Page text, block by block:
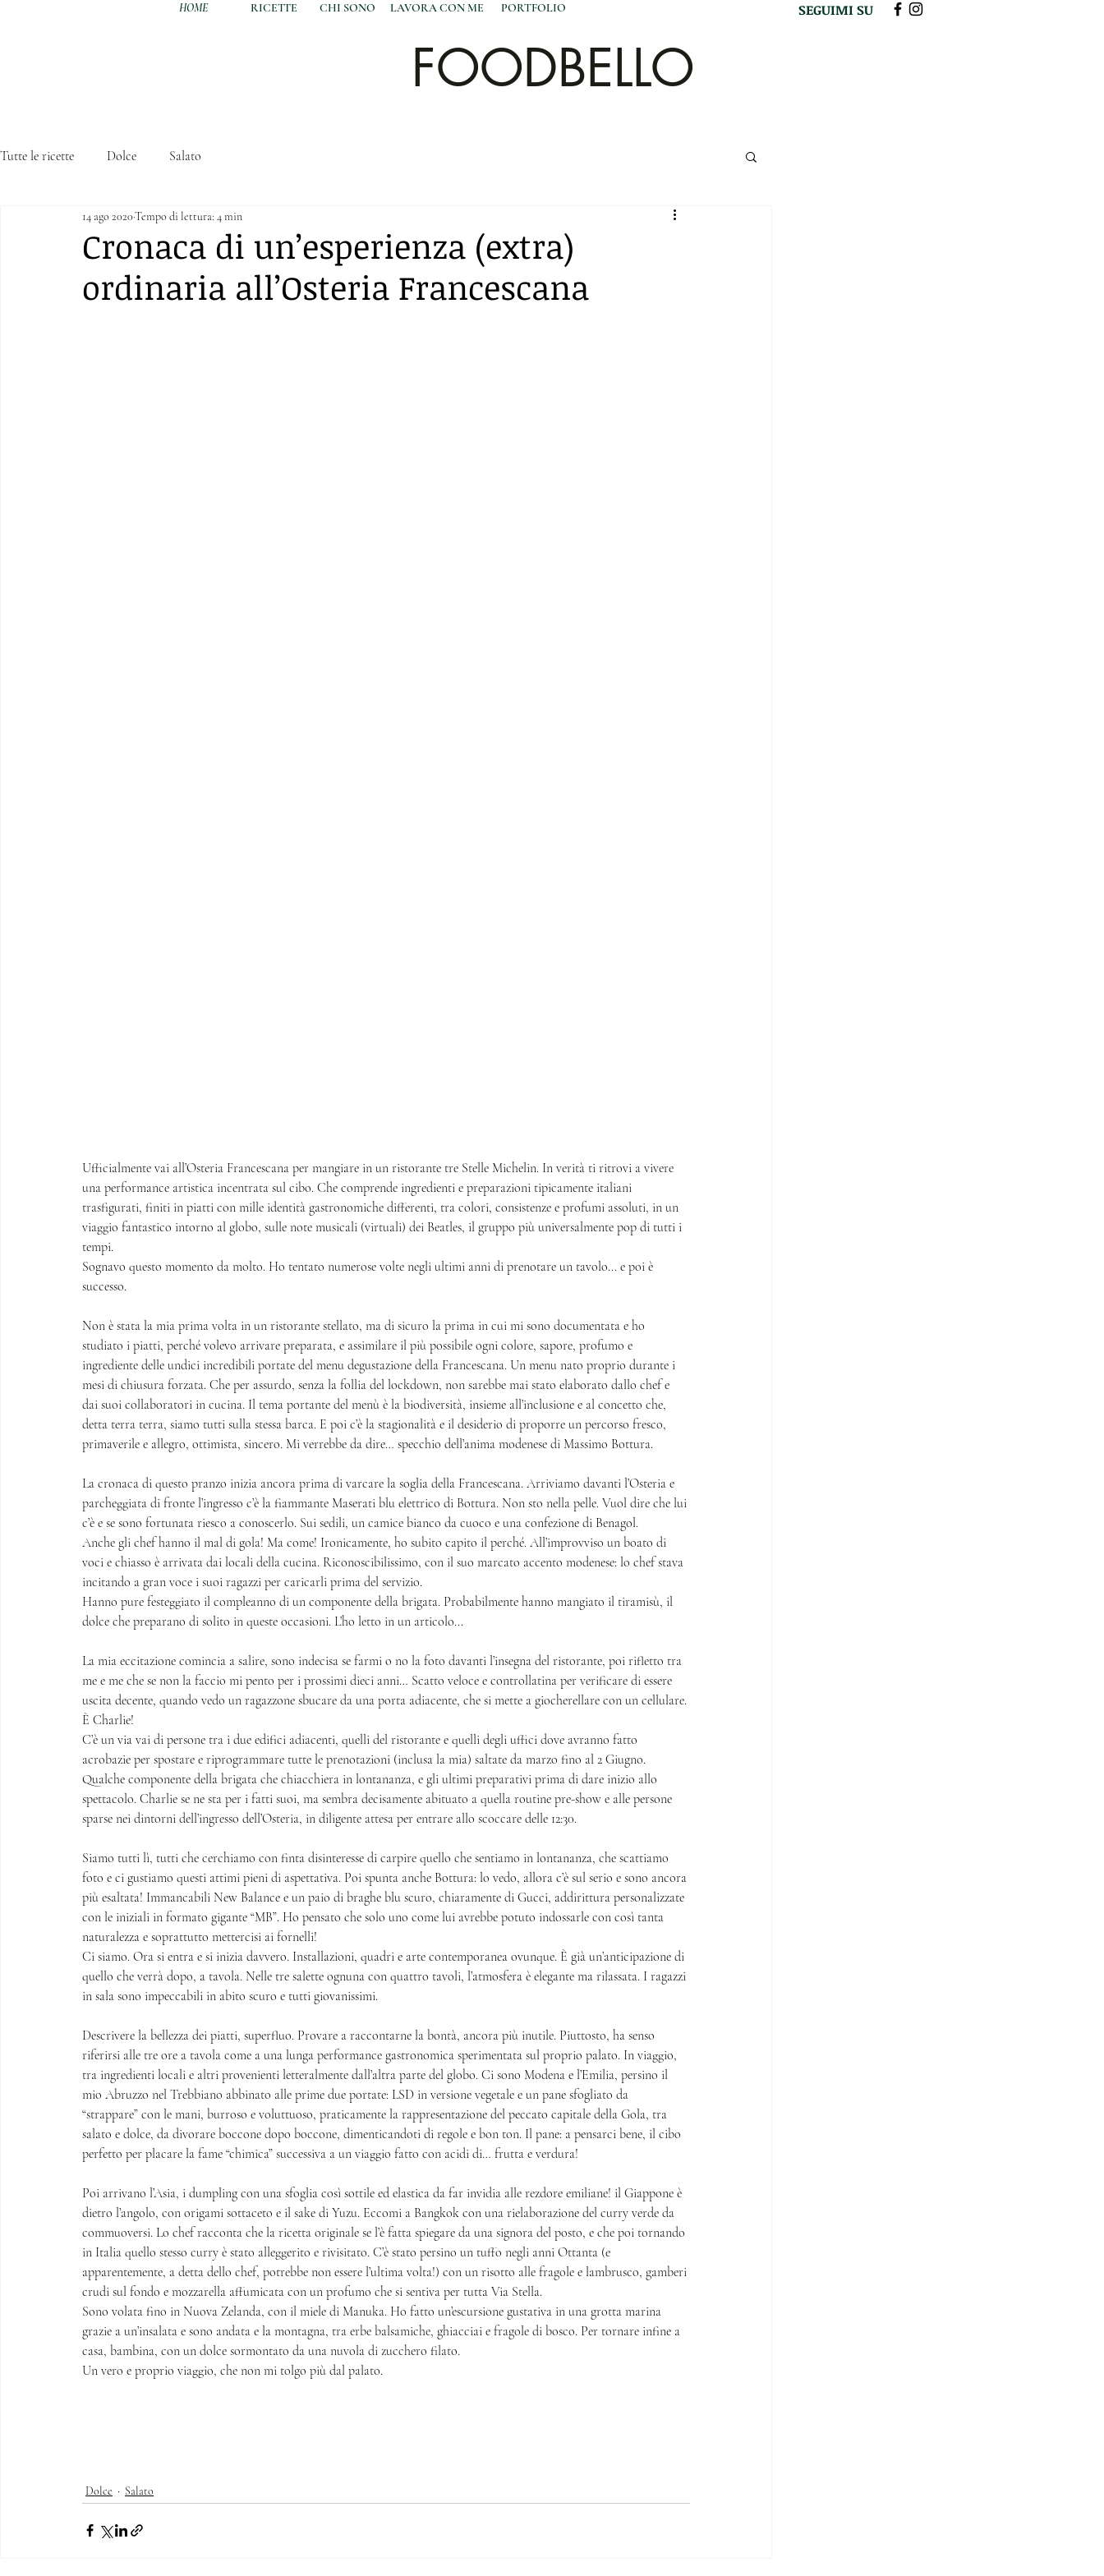
HOME RICETTE CHI SONO LAVORA CON ME PORTFOLIO SEGUIMI SU
FOODBELLO
Tutte le ricette Dolce Salato
Cronaca di un’esperienza (extra)
ordinaria all’Osteria Francescana
14 ago 2020Tempo di lettura: 4 min
Ufficialmente vai all’Osteria Francescana per mangiare in un ristorante tre Stelle Michelin. In verità ti ritrovi a vivere
una performance artistica incentrata sul cibo. Che comprende ingredienti e preparazioni tipicamente italiani
trasfigurati, finiti in piatti con mille identità gastronomiche differenti, tra colori, consistenze e profumi assoluti, in un
viaggio fantastico intorno al globo, sulle note musicali (virtuali) dei Beatles, il gruppo più universalmente pop di tutti i
tempi.
Sognavo questo momento da molto. Ho tentato numerose volte negli ultimi anni di prenotare un tavolo... e poi è
successo.
Non è stata la mia prima volta in un ristorante stellato, ma di sicuro la prima in cui mi sono documentata e ho
studiato i piatti, perché volevo arrivare preparata, e assimilare il più possibile ogni colore, sapore, profumo e
ingrediente delle undici incredibili portate del menu degustazione della Francescana. Un menu nato proprio durante i
mesi di chiusura forzata. Che per assurdo, senza la follia del lockdown, non sarebbe mai stato elaborato dallo chef e
dai suoi collaboratori in cucina. Il tema portante del menù è la biodiversità, insieme all’inclusione e al concetto che,
detta terra terra, siamo tutti sulla stessa barca. E poi c’è la stagionalità e il desiderio di proporre un percorso fresco,
primaverile e allegro, ottimista, sincero. Mi verrebbe da dire… specchio dell’anima modenese di Massimo Bottura.
La cronaca di questo pranzo inizia ancora prima di varcare la soglia della Francescana. Arriviamo davanti l’Osteria e
parcheggiata di fronte l’ingresso c’è la fiammante Maserati blu elettrico di Bottura. Non sto nella pelle. Vuol dire che lui
c’è e se sono fortunata riesco a conoscerlo. Sui sedili, un camice bianco da cuoco e una confezione di Benagol.
Anche gli chef hanno il mal di gola! Ma come! Ironicamente, ho subito capito il perché. All’improvviso un boato di
voci e chiasso è arrivata dai locali della cucina. Riconoscibilissimo, con il suo marcato accento modenese: lo chef stava
incitando a gran voce i suoi ragazzi per caricarli prima del servizio.
Hanno pure festeggiato il compleanno di un componente della brigata. Probabilmente hanno mangiato il tiramisù, il
dolce che preparano di solito in queste occasioni. L’ho letto in un articolo...
La mia eccitazione comincia a salire, sono indecisa se farmi o no la foto davanti l’insegna del ristorante, poi rifletto tra
me e me che se non la faccio mi pento per i prossimi dieci anni… Scatto veloce e controllatina per verificare di essere
uscita decente, quando vedo un ragazzone sbucare da una porta adiacente, che si mette a giocherellare con un cellulare.
È Charlie!
C’è un via vai di persone tra i due edifici adiacenti, quelli del ristorante e quelli degli uffici dove avranno fatto
acrobazie per spostare e riprogrammare tutte le prenotazioni (inclusa la mia) saltate da marzo fino al 2 Giugno.
Qualche componente della brigata che chiacchiera in lontananza, e gli ultimi preparativi prima di dare inizio allo
spettacolo. Charlie se ne sta per i fatti suoi, ma sembra decisamente abituato a quella routine pre-show e alle persone
sparse nei dintorni dell’ingresso dell’Osteria, in diligente attesa per entrare allo scoccare delle 12:30.
Siamo tutti lì, tutti che cerchiamo con finta disinteresse di carpire quello che sentiamo in lontananza, che scattiamo
foto e ci gustiamo questi attimi pieni di aspettativa. Poi spunta anche Bottura: lo vedo, allora c’è sul serio e sono ancora
più esaltata! Immancabili New Balance e un paio di braghe blu scuro, chiaramente di Gucci, addirittura personalizzate
con le iniziali in formato gigante “MB”. Ho pensato che solo uno come lui avrebbe potuto indossarle con così tanta
naturalezza e soprattutto mettercisi ai fornelli!
Ci siamo. Ora si entra e si inizia davvero. Installazioni, quadri e arte contemporanea ovunque. È già un’anticipazione di
quello che verrà dopo, a tavola. Nelle tre salette ognuna con quattro tavoli, l’atmosfera è elegante ma rilassata. I ragazzi
in sala sono impeccabili in abito scuro e tutti giovanissimi.
Descrivere la bellezza dei piatti, superfluo. Provare a raccontarne la bontà, ancora più inutile. Piuttosto, ha senso
riferirsi alle tre ore a tavola come a una lunga performance gastronomica sperimentata sul proprio palato. In viaggio,
tra ingredienti locali e altri provenienti letteralmente dall’altra parte del globo. Ci sono Modena e l’Emilia, persino il
mio Abruzzo nel Trebbiano abbinato alle prime due portate: LSD in versione vegetale e un pane sfogliato da
“strappare” con le mani, burroso e voluttuoso, praticamente la rappresentazione del peccato capitale della Gola, tra
salato e dolce, da divorare boccone dopo boccone, dimenticandoti di regole e bon ton. Il pane: a pensarci bene, il cibo
perfetto per placare la fame “chimica” successiva a un viaggio fatto con acidi di… frutta e verdura!
Poi arrivano l’Asia, i dumpling con una sfoglia così sottile ed elastica da far invidia alle rezdore emiliane! il Giappone è
dietro l’angolo, con origami sottaceto e il sake di Yuzu. Eccomi a Bangkok con una rielaborazione del curry verde da
commuoversi. Lo chef racconta che la ricetta originale se l’è fatta spiegare da una signora del posto, e che poi tornando
in Italia quello stesso curry è stato alleggerito e rivisitato. C’è stato persino un tuffo negli anni Ottanta (e
apparentemente, a detta dello chef, potrebbe non essere l’ultima volta!) con un risotto alle fragole e lambrusco, gamberi
crudi sul fondo e mozzarella affumicata con un profumo che si sentiva per tutta Via Stella.
Sono volata fino in Nuova Zelanda, con il miele di Manuka. Ho fatto un’escursione gustativa in una grotta marina
grazie a un’insalata e sono andata e la montagna, tra erbe balsamiche, ghiacciai e fragole di bosco. Per tornare infine a
casa, bambina, con un dolce sormontato da una nuvola di zucchero filato.
Un vero e proprio viaggio, che non mi tolgo più dal palato.
Dolce Salato